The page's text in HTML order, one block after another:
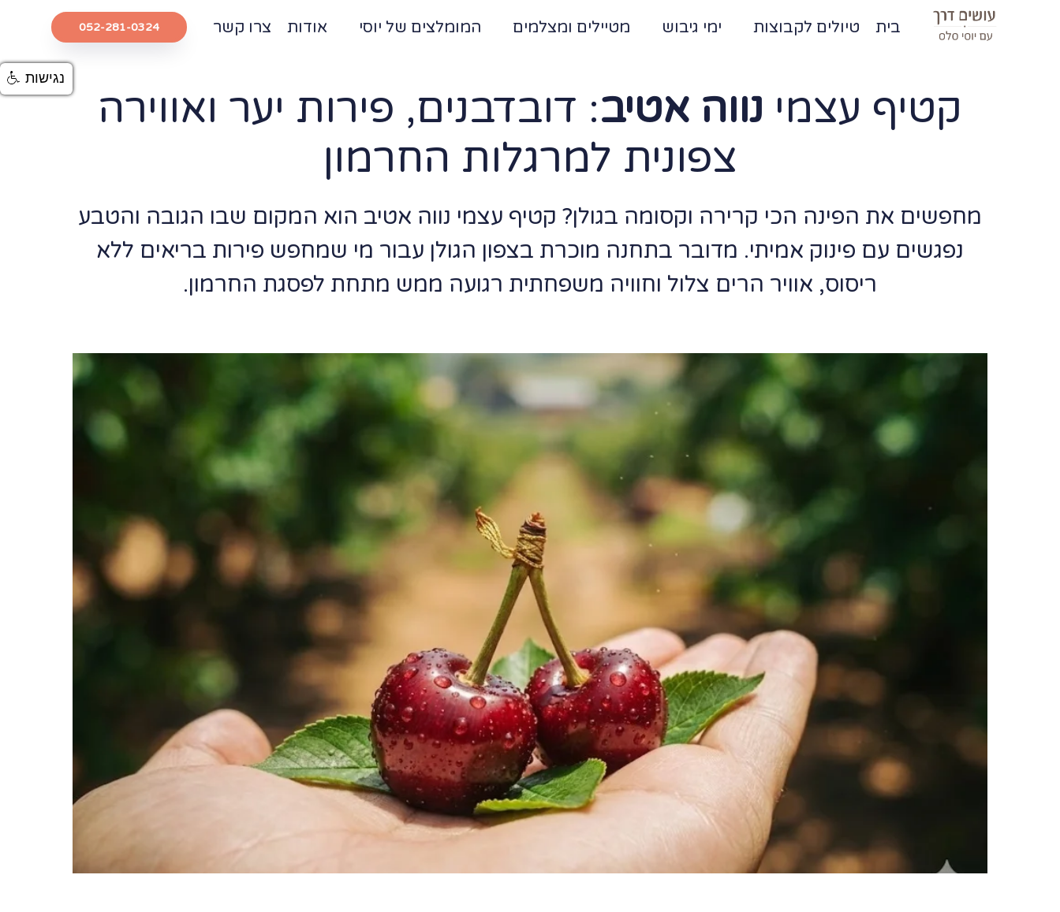
בית טיולים לקבוצות ימי גיבוש מטיילים ומצלמים המומלצים של יוסי אודות צרו קשר 052-281-0324
קטיף עצמי נווה אטיב: דובדבנים, פירות יער ואווירה
צפונית למרגלות החרמון
מחפשים את הפינה הכי קרירה וקסומה בגולן? קטיף עצמי נווה אטיב הוא המקום שבו הגובה והטבע
נפגשים עם פינוק אמיתי. מדובר בתחנה מוכרת בצפון הגולן עבור מי שמחפש פירות בריאים ללא
ריסוס, אוויר הרים צלול וחוויה משפחתית רגועה ממש מתחת לפסגת החרמון.
נגישות